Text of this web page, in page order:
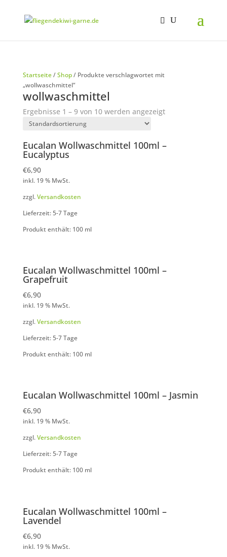
Startseite/Shop/ Produkte verschlagwortet mit
„wollwaschmittel“
wollwaschmittel
Ergebnisse 1 – 9 von 10 werden angezeigt
Eucalan Wollwaschmittel 100ml –
Eucalyptus
€6,90
inkl. 19 % MwSt.
zzgl.Versandkosten
Lieferzeit: 5-7 Tage
Produkt enthält: 100 ml
Eucalan Wollwaschmittel 100ml –
Grapefruit
€6,90
inkl. 19 % MwSt.
zzgl.Versandkosten
Lieferzeit: 5-7 Tage
Produkt enthält: 100 ml
Eucalan Wollwaschmittel 100ml – Jasmin
€6,90
inkl. 19 % MwSt.
zzgl.Versandkosten
Lieferzeit: 5-7 Tage
Produkt enthält: 100 ml
Eucalan Wollwaschmittel 100ml –
Lavendel
€6,90
inkl. 19 % MwSt.